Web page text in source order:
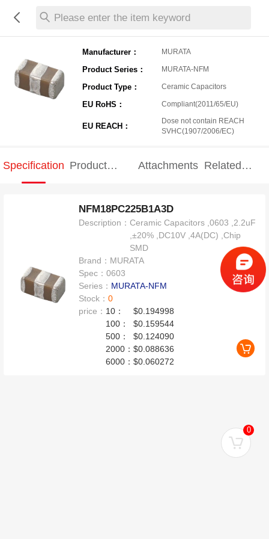
Please enter the item keyword
Manufacturer： MURATA
Product Series： MURATA-NFM
Product Type： Ceramic Capacitors
EU RoHS： Compliant(2011/65/EU)
EU REACH：
Dose not contain REACH
SVHC(1907/2006/EC)
Specification Product
Attachments Related
NFM18PC225B1A3D
Description：Ceramic Capacitors ,0603 ,2.2uF
,±20% ,DC10V ,4A(DC) ,Chip
SMD
Brand： MURATA
Spec：0603
Series： MURATA-NFM
Stock：0
price： 10：
$0.194998
100：
$0.159544
500：
$0.124090
2000：$0.088636
6000：$0.060272
0